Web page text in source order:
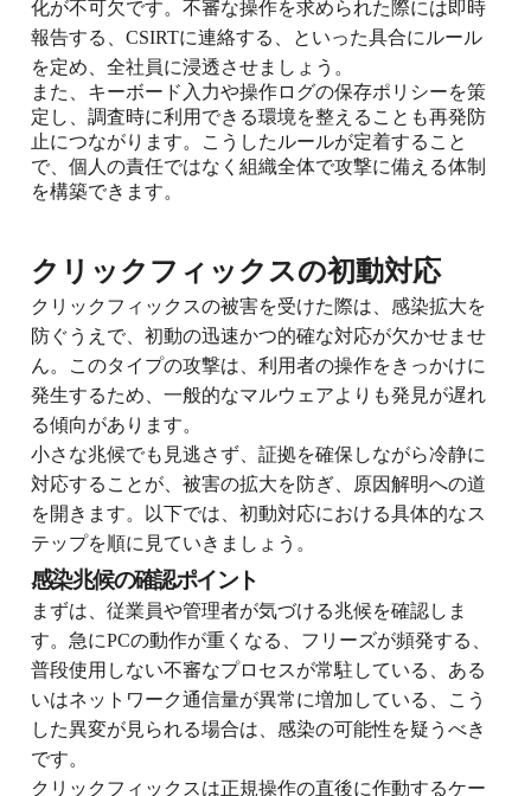
化が不可欠です。不審な操作を求められた際には即時
報告する、CSIRTに連絡する、といった具合にルール
を定め、全社員に浸透させましょう。
また、キーボード入力や操作ログの保存ポリシーを策
定し、調査時に利用できる環境を整えることも再発防
止につながります。こうしたルールが定着すること
で、個人の責任ではなく組織全体で攻撃に備える体制
を構築できます。
クリックフィックスの初動対応
クリックフィックスの被害を受けた際は、感染拡大を
防ぐうえで、初動の迅速かつ的確な対応が欠かせませ
ん。このタイプの攻撃は、利用者の操作をきっかけに
発生するため、一般的なマルウェアよりも発見が遅れ
る傾向があります。
小さな兆候でも見逃さず、証拠を確保しながら冷静に
対応することが、被害の拡大を防ぎ、原因解明への道
を開きます。以下では、初動対応における具体的なス
テップを順に見ていきましょう。
感染兆候の確認ポイント
まずは、従業員や管理者が気づける兆候を確認しま
す。急にPCの動作が重くなる、フリーズが頻発する、
普段使用しない不審なプロセスが常駐している、ある
いはネットワーク通信量が異常に増加している、こう
した異変が見られる場合は、感染の可能性を疑うべき
です。
クリックフィックスは正規操作の直後に作動するケー